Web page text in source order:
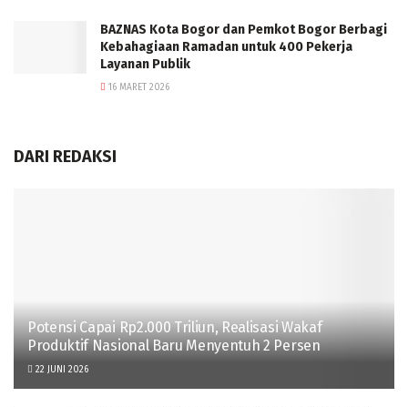
BAZNAS Kota Bogor dan Pemkot Bogor Berbagi
Kebahagiaan Ramadan untuk 400 Pekerja
Layanan Publik
16 MARET 2026
DARI REDAKSI
Potensi Capai Rp2.000 Triliun, Realisasi Wakaf
Produktif Nasional Baru Menyentuh 2 Persen
22 JUNI 2026